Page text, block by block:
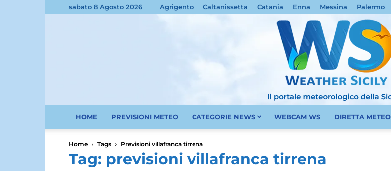
sabato 8 Agosto 2026 Agrigento Caltanissetta Catania Enna Messina Palermo
HOME PREVISIONI METEO CATEGORIE NEWS WEBCAM WS DIRETTA METEO
Home Tags Previsioni villafranca tirrena
Tag: previsioni villafranca tirrena